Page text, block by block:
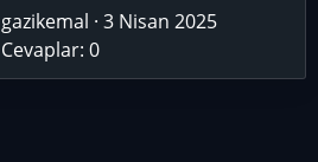
gazikemal 3 Nisan 2025
Cevaplar: 0